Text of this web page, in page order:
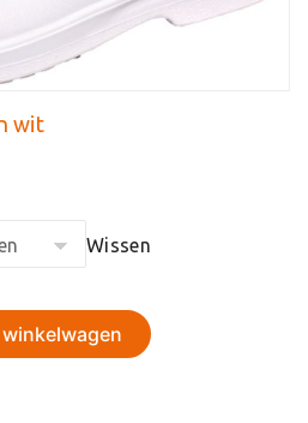
wit
Wissen
winkelwagen